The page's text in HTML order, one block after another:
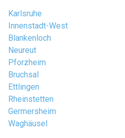
Karlsruhe
Innenstadt-West
Blankenloch
Neureut
Pforzheim
Bruchsal
Ettlingen
Rheinstetten
Germersheim
Waghäusel